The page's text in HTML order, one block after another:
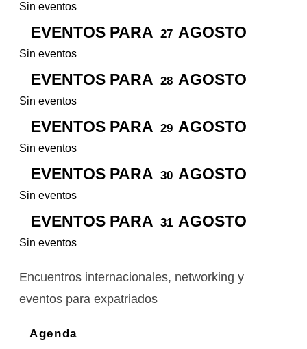
Sin eventos
EVENTOS PARA 27 AGOSTO
Sin eventos
EVENTOS PARA 28 AGOSTO
Sin eventos
EVENTOS PARA 29 AGOSTO
Sin eventos
EVENTOS PARA 30 AGOSTO
Sin eventos
EVENTOS PARA 31 AGOSTO
Sin eventos
Encuentros internacionales, networking y
eventos para expatriados
Agenda